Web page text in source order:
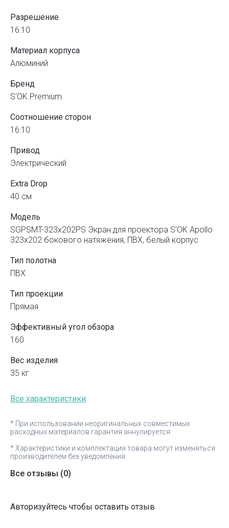
Разрешение
16:10
Материал корпуса
Алюминий
Бренд
S'OK Premium
Соотношение сторон
16:10
Привод
Электрический
Extra Drop
40 см
Модель
SGPSMT-323x202PS Экран для проектора S'OK Apollo
323x202 бокового натяжения, ПВХ, белый корпус
Тип полотна
ПВХ
Тип проекции
Прямая
Эффективный угол обзора
160
Вес изделия
35 кг
Все характеристики
* При использовании неоригинальных совместимых
расходных материалов гарантия аннулируется
* Характеристики и комплектация товара могут изменяться
производителем без уведомления
Все отзывы (0)
Авторизуйтесь чтобы оставить отзыв